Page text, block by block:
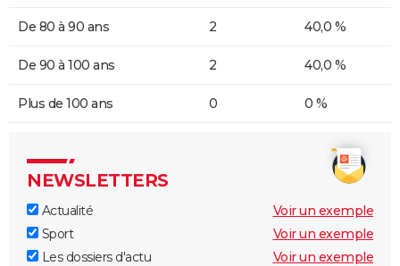
De 80 à 90 ans 2 40,0 %
De 90 à 100 ans 2 40,0 %
Plus de 100 ans 0 0 %
NEWSLETTERS
Actualité
Voir un exemple
Sport
Voir un exemple
Les dossiers d'actu
Voir un exemple